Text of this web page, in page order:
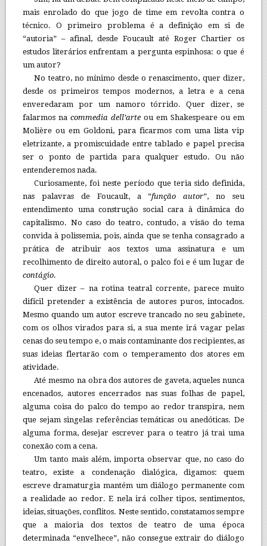
mais enrolado do que jogo de time em revolta contra o
técnico. O primeiro problema é a definição em si de
“autoria” – afinal, desde Foucault até Roger Chartier os
estudos literários enfrentam a pergunta espinhosa: o que é
um autor?
No teatro, no mínimo desde o renascimento, quer dizer,
desde os primeiros tempos modernos, a letra e a cena
enveredaram por um namoro tórrido. Quer dizer, se
falarmos na commedia dell’arteou em Shakespeare ou em
Molière ou em Goldoni, para ficarmos com uma lista vip
eletrizante, a promiscuidade entre tablado e papel precisa
ser o ponto de partida para qualquer estudo. Ou não
entenderemos nada.
Curiosamente, foi neste período que teria sido definida,
nas palavras de Foucault, a “função autor”, no seu
entendimento uma construção social cara à dinâmica do
capitalismo. No caso do teatro, contudo, a visão do tema
convida à polissemia, pois, ainda que se tenha consagrado a
prática de atribuir aos textos uma assinatura e um
recolhimento de direito autoral, o palco foi e é um lugar de
contágio.
Quer dizer – na rotina teatral corrente, parece muito
difícil pretender a existência de autores puros, intocados.
Mesmo quando um autor escreve trancado no seu gabinete,
com os olhos virados para si, a sua mente irá vagar pelas
cenas do seu tempo e, o mais contaminante dos recipientes, as
suas ideias flertarão com o temperamento dos atores em
atividade.
Até mesmo na obra dos autores de gaveta, aqueles nunca
encenados, autores encerrados nas suas folhas de papel,
alguma coisa do palco do tempo ao redor transpira, nem
que sejam singelas referências temáticas ou anedóticas. De
alguma forma, desejar escrever para o teatro já trai uma
conexão com a cena.
Um tanto mais além, importa observar que, no caso do
teatro, existe a condenação dialógica, digamos: quem
escreve dramaturgia mantém um diálogo permanente com
a realidade ao redor. E nela irá colher tipos, sentimentos,
ideias, situações, conflitos. Neste sentido, constatamos sempre
que a maioria dos textos de teatro de uma época
determinada “envelhece”, não consegue extrair do diálogo